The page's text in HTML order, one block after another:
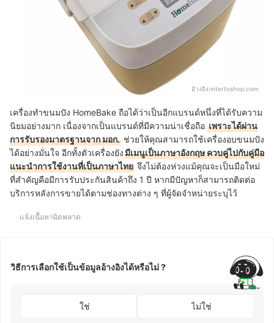
อ้างอิง:intertoshop.com
เครื่องทำขนมปัง HomeBake ถือได้ว่าเป็นอีกแบรนด์หนึ่งที่ได้รับความ
นิยมอย่างมาก เนื่องจากเป็นแบรนด์ที่มีความน่าเชื่อถือ เพราะได้ผ่าน
การรับรองมาตรฐานจาก มอก. ช่วยให้คุณสามารถใช้เครื่องอบขนมปัง
ได้อย่างมั่นใจ อีกทั้งตัวเครื่องยังมีเมนูเป็นภาษาอังกฤษ ควบคู่ไปกับคู่มือ
แนะนำการใช้งานที่เป็นภาษาไทย จึงไม่ต้องห่วงแม้คุณจะเป็นมือใหม่
ที่สำคัญคือมีการรับประกันสินค้าถึง 1 ปี หากมีปัญหาก็สามารถติดต่อ
บริการหลังการขายได้ตามช่องทางต่าง ๆ ที่ผู้จัดจำหน่ายระบุไว้
แจ้งเนื้อหาผิดพลาด
วิธีการเลือกใช้เป็นข้อมูลอ้างอิงได้หรือไม่ ?
ใช่ ไม่ใช่